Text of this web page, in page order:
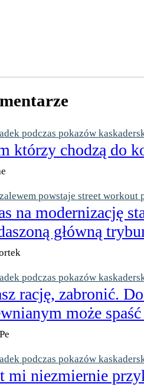
podczas pokazów
którzy chodzą do
powstaje street workout
na modernizację
główną
podczas pokazów
rację, zabronić.
może
podczas pokazów
mi niezmiernie